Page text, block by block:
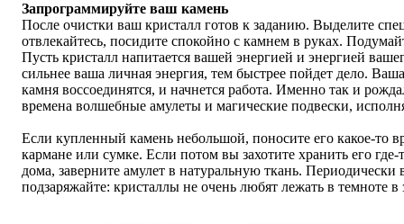
Запрограммируйте ваш камень
После очистки ваш кристалл готов к заданию. Выделите
отвлекайтесь, посидите спокойно с камнем в руках.
Пусть кристалл напитается вашей энергией и энергией
сильнее ваша личная энергия, тем быстрее пойдет дело.
камня воссоединятся, и начнется работа. Именно так и
времена волшебные амулеты и магические подвески,
Если купленный камень небольшой, поносите его какое-то
кармане или сумке. Если потом вы захотите хранить его где-
дома, заверните амулет в натуральную ткань. Периодически
подзаряжайте: кристаллы не очень любят лежать в темноте в